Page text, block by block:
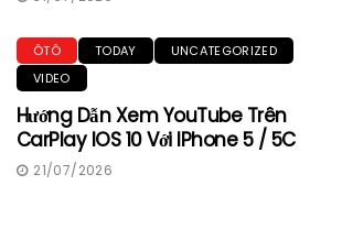
ÔTÔ TODAY
UNCATEGORIZED
VIDEO
Hướng Dẫn Xem YouTube Trên
CarPlay IOS 10 Với IPhone 5 / 5C
21/07/2026